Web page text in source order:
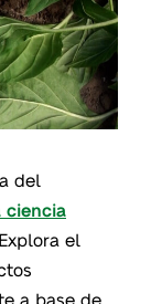
del
ciencia
el
a base de